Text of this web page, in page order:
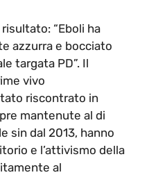
“Eboli ha
azzurra e bocciato
targata PD”. Il
vivo
riscontrato in
mantenute al di
sin dal 2013, hanno
e l’attivismo della
al